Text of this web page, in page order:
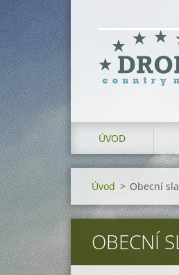
ÚVOD
Úvod > Obecní
OBECNÍ